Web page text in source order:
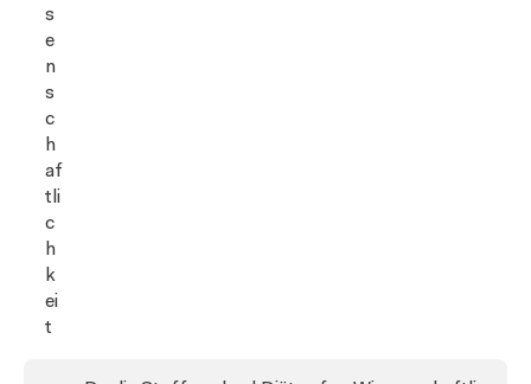
s
e
n
s
c
h
af
tli
c
h
k
ei
t